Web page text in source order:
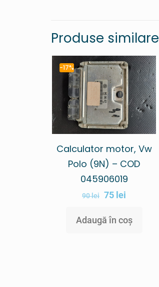
Produse similare
-17%
Calculator motor, Vw
Polo (9N) – COD
045906019
90lei 75 lei
Adaugă în coș